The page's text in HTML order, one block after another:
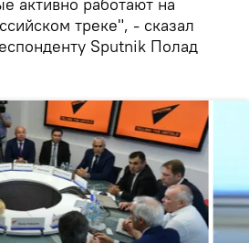
треке", - сказал
Sputnik Полад